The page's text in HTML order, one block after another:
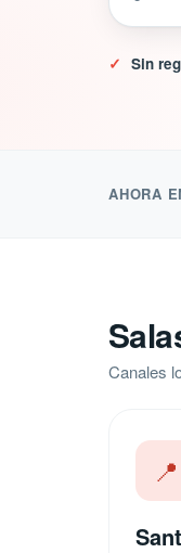
✓ Sin
AHORA
Canales
📍